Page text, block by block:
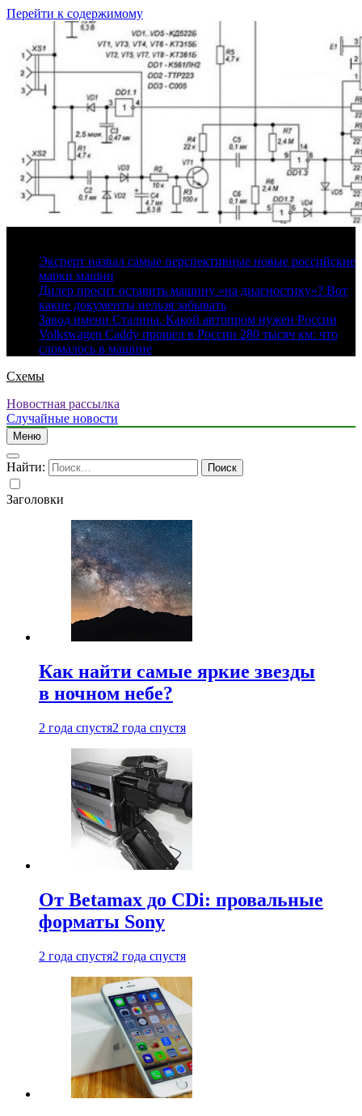
Перейти к содержимому
Эксперт назвал самые перспективные новые российские
марки машин
Дилер просит оставить машину «на диагностику»? Вот
какие документы нельзя забывать
Завод имени Сталина. Какой автопром нужен России
Volkswagen Caddy прошел в России 280 тысяч км: что
сломалось в машине
Схемы
Новостная рассылка
Случайные новости
Меню
Найти:
Заголовки
Как найти самые яркие звезды
в ночном небе?
2 года спустя2 года спустя
От Betamax до CDi: провальные
форматы Sony
2 года спустя2 года спустя